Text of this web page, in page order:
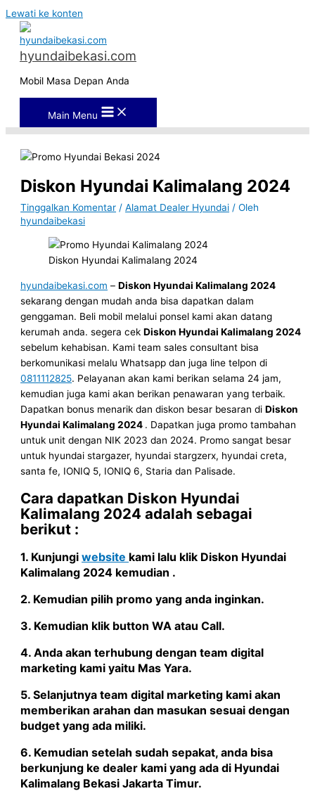
Lewati ke konten
hyundaibekasi.com
Mobil Masa Depan Anda
Main Menu
Diskon Hyundai Kalimalang 2024
Tinggalkan Komentar /Alamat Dealer Hyundai / Oleh
hyundaibekasi
Diskon Hyundai Kalimalang 2024
hyundaibekasi.com –DiskonHyundai Kalimalang 2024
sekarang dengan mudah anda bisa dapatkan dalam
genggaman. Beli mobil melalui ponsel kami akan datang
kerumah anda. segera cekDiskon Hyundai Kalimalang 2024
sebelum kehabisan. Kami team sales consultant bisa
berkomunikasi melalu Whatsapp dan juga line telpon di
0811112825. Pelayanan akan kami berikan selama 24 jam,
kemudian juga kami akan berikan penawaran yang terbaik.
Dapatkan bonus menarik dan diskon besar besaran diDiskon
Hyundai Kalimalang 2024 . Dapatkan juga promo tambahan
untuk unit dengan NIK 2023 dan 2024. Promo sangat besar
untuk hyundai stargazer, hyundai stargzerx, hyundai creta,
santa fe, IONIQ 5, IONIQ 6, Staria dan Palisade.
Cara dapatkan Diskon Hyundai
Kalimalang 2024 adalah sebagai
berikut :
1. Kunjungiwebsite kami lalu klik Diskon Hyundai
Kalimalang 2024 kemudian .
2. Kemudian pilih promo yang anda inginkan.
3. Kemudian klik button WA atau Call.
4. Anda akan terhubung dengan team digital
marketing kami yaitu Mas Yara.
5. Selanjutnya team digital marketing kami akan
memberikan arahan dan masukan sesuai dengan
budget yang ada miliki.
6. Kemudian setelah sudah sepakat, anda bisa
berkunjung ke dealer kami yang ada di Hyundai
Kalimalang Bekasi Jakarta Timur.